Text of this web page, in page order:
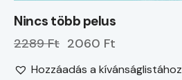
Nincs több pelus
2289 Ft 2060 Ft
Hozzáadás a kívánságlistához